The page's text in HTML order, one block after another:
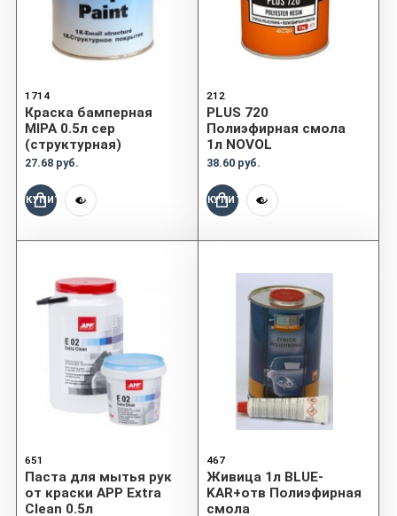
1714
Краска бамперная
MIPA 0.5л сер
(структурная)
27.68 руб.
КУПИТЬ
212
PLUS 720
Полиэфирная смола
1л NOVOL
38.60 руб.
КУПИТЬ
651
Паста для мытья рук
от краски APP Extra
Clean 0.5л
467
Живица 1л BLUE-
KAR+отв Полиэфирная
смола